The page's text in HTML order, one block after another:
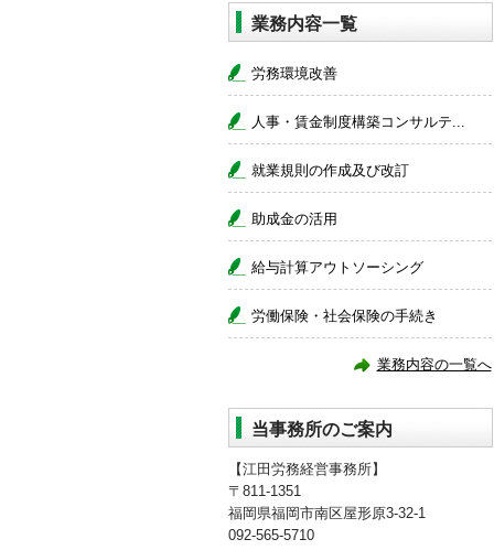
業務内容一覧
労務環境改善
人事・賃金制度構築コンサルテ...
就業規則の作成及び改訂
助成金の活用
給与計算アウトソーシング
労働保険・社会保険の手続き
業務内容の一覧へ
当事務所のご案内
【江田労務経営事務所】
〒811-1351
福岡県福岡市南区屋形原3-32-1
092-565-5710